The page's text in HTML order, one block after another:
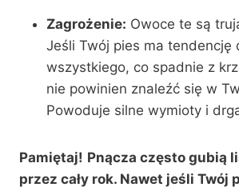
Zagrożenie: Owoce te są
Jeśli Twój pies ma tendencję
wszystkiego, co spadnie z
nie powinien znaleźć się w
Powoduje silne wymioty i
Pamiętaj! Pnącza często gubią
przez cały rok. Nawet jeśli Twój